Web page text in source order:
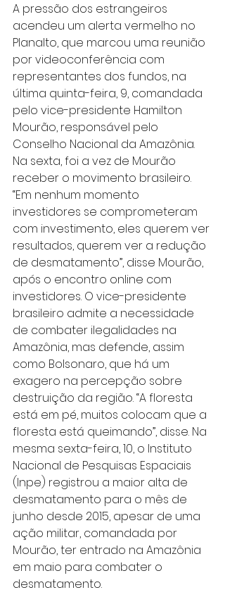
A pressão dos estrangeiros
acendeu um alerta vermelho no
Planalto, que marcou uma reunião
por videoconferência com
representantes dos fundos, na
última quinta-feira, 9, comandada
pelo vice-presidente Hamilton
Mourão, responsável pelo
Conselho Nacional da Amazônia.
Na sexta, foi a vez de Mourão
receber o movimento brasileiro.
“Em nenhum momento
investidores se comprometeram
com investimento, eles querem ver
resultados, querem ver a redução
de desmatamento”, disse Mourão,
após o encontro online com
investidores. O vice-presidente
brasileiro admite a necessidade
de combater ilegalidades na
Amazônia, mas defende, assim
como Bolsonaro, que há um
exagero na percepção sobre
destruição da região. “A floresta
está em pé, muitos colocam que a
floresta está queimando”, disse. Na
mesma sexta-feira, 10, o Instituto
Nacional de Pesquisas Espaciais
(Inpe) registrou a maior alta de
desmatamento para o mês de
junho desde 2015, apesar de uma
ação militar, comandada por
Mourão, ter entrado na Amazônia
em maio para combater o
desmatamento.